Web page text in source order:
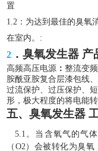
置
1 2 ：为达到最佳的臭氧
在室内。 :
2 ．臭氧发生器 产
高频高压电源 ：整流变
胺酰亚胺复合层漆包线
过流保护、过压保护、
形，极大程度的将电能
五、臭氧发生器
5.1。 当含氧气的气
（ O2）会被转化为臭